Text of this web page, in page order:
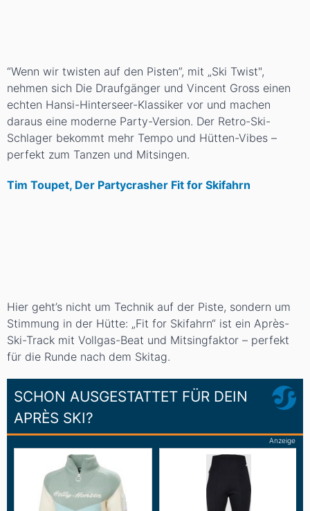
“Wenn wir twisten auf den Pisten”, mit „Ski Twist",
nehmen sich Die Draufgänger und Vincent Gross einen
echten Hansi-Hinterseer-Klassiker vor und machen
daraus eine moderne Party-Version. Der Retro-Ski-
Schlager bekommt mehr Tempo und Hütten-Vibes –
perfekt zum Tanzen und Mitsingen.
Tim Toupet, Der Partycrasher Fit for Skifahrn
Hier geht’s nicht um Technik auf der Piste, sondern um
Stimmung in der Hütte: „Fit for Skifahrn“ ist ein Après-
Ski-Track mit Vollgas-Beat und Mitsingfaktor – perfekt
für die Runde nach dem Skitag.
SCHON AUSGESTATTET FÜR DEIN
APRÈS SKI?
Anzeige